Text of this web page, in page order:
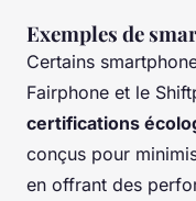
Exemples de
Certains
Fairphone et le
certifications
conçus pour
en offrant des